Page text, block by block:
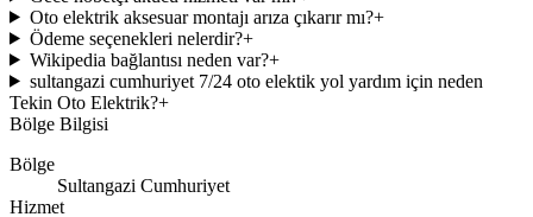
Oto elektrik aksesuar montajı arıza çıkarır mı?+
Ödeme seçenekleri nelerdir?+
Wikipedia bağlantısı neden var?+
sultangazi cumhuriyet 7/24 oto elektik yol yardım için neden
Tekin Oto Elektrik?+
Bölge Bilgisi
Bölge
Sultangazi Cumhuriyet
Hizmet